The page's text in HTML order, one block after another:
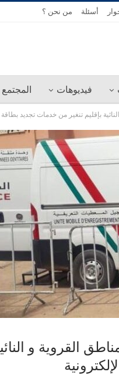
أسئلة من نحن ؟
فيديوهات المجتمع
في المناطق القروية و